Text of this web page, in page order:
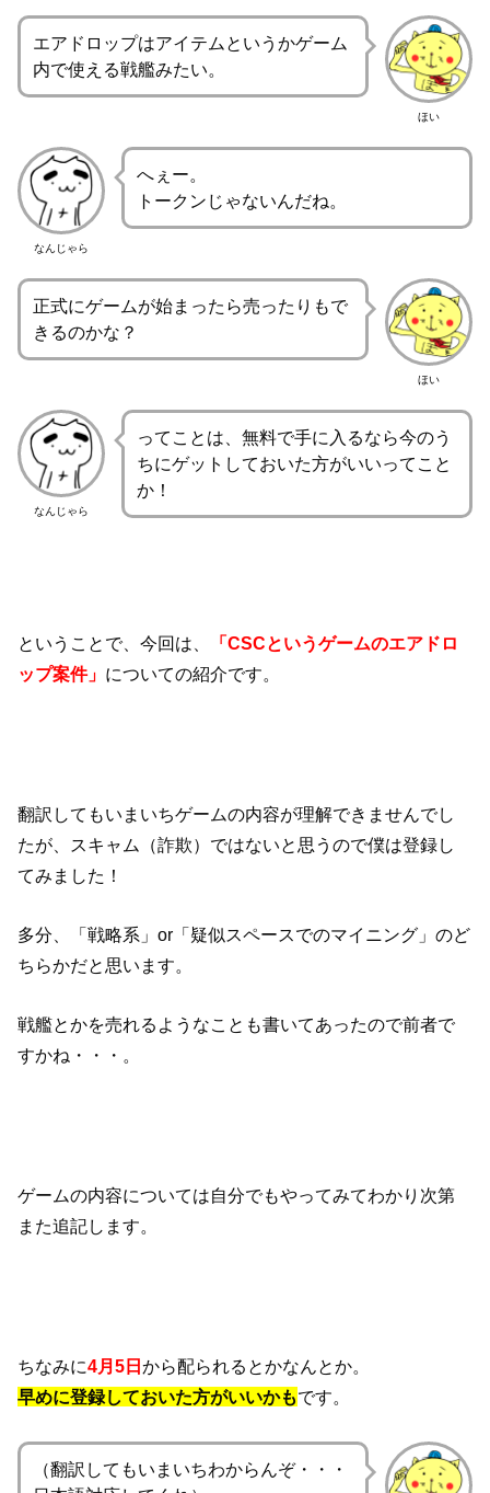
ほい
エアドロップはアイテムというかゲーム
内で使える戦艦みたい。
なんじゃら
へぇー。
トークンじゃないんだね。
ほい
正式にゲームが始まったら売ったりもで
きるのかな？
なんじゃら
ってことは、無料で手に入るなら今のう
ちにゲットしておいた方がいいってこと
か！
ということで、今回は、
「CSCというゲームのエアドロ
ップ案件」 についての紹介です。
翻訳してもいまいちゲームの内容が理解できませんでし
たが、スキャム（詐欺）ではないと思うので僕は登録し
てみました！
多分、「戦略系」or「疑似スペースでのマイニング」のど
ちらかだと思います。
戦艦とかを売れるようなことも書いてあったので前者で
すかね・・・。
ゲームの内容については自分でもやってみてわかり次第
また追記します。
ちなみに4月5日から配られるとかなんとか。
早めに登録しておいた方がいいかもです。
（翻訳してもいまいちわからんぞ・・・